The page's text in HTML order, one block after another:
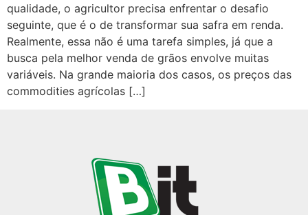
qualidade, o agricultor precisa enfrentar o desafio
seguinte, que é o de transformar sua safra em renda.
Realmente, essa não é uma tarefa simples, já que a
busca pela melhor venda de grãos envolve muitas
variáveis. Na grande maioria dos casos, os preços das
commodities agrícolas […]